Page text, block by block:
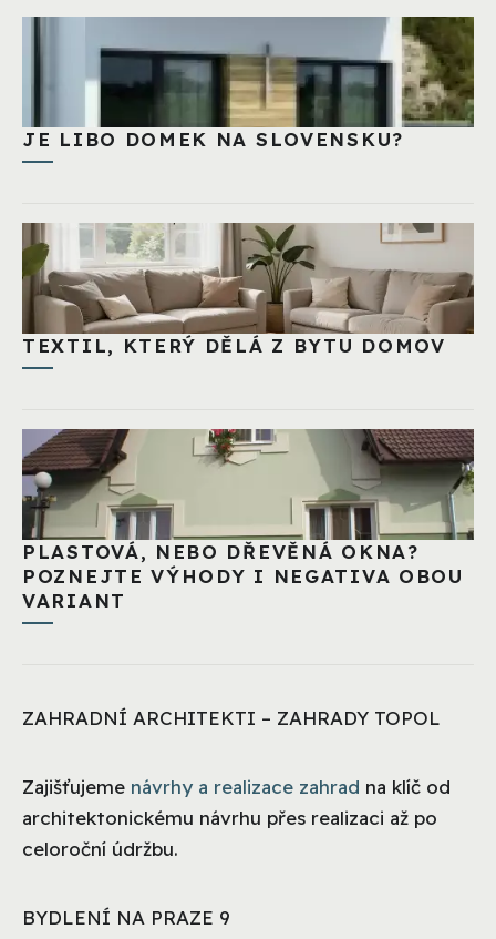
JE LIBO DOMEK NA SLOVENSKU?
TEXTIL, KTERÝ DĚLÁ Z BYTU DOMOV
PLASTOVÁ, NEBO DŘEVĚNÁ OKNA?
POZNEJTE VÝHODY I NEGATIVA OBOU
VARIANT
ZAHRADNÍ ARCHITEKTI – ZAHRADY TOPOL
Zajišťujeme návrhy a realizace zahrad na klíč od
architektonickému návrhu přes realizaci až po
celoroční údržbu.
BYDLENÍ NA PRAZE 9